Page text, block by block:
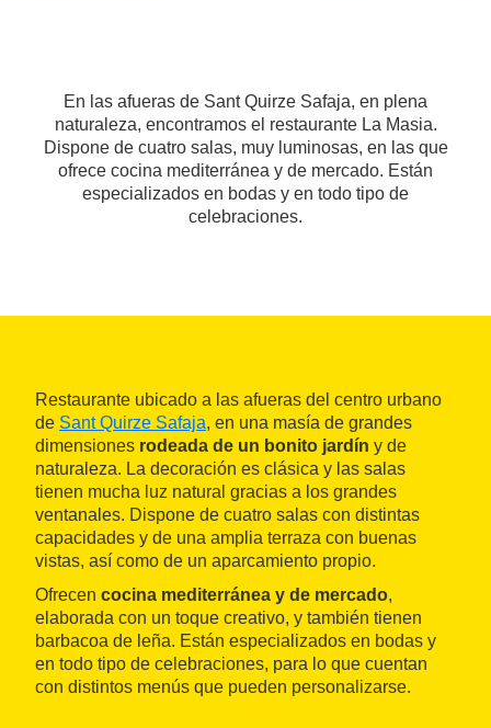
En las afueras de Sant Quirze Safaja, en plena
naturaleza, encontramos el restaurante La Masia.
Dispone de cuatro salas, muy luminosas, en las que
ofrece cocina mediterránea y de mercado. Están
especializados en bodas y en todo tipo de
celebraciones.
Restaurante ubicado a las afueras del centro urbano
de Sant Quirze Safaja, en una masía de grandes
dimensiones rodeada de un bonito jardín y de
naturaleza. La decoración es clásica y las salas
tienen mucha luz natural gracias a los grandes
ventanales. Dispone de cuatro salas con distintas
capacidades y de una amplia terraza con buenas
vistas, así como de un aparcamiento propio.
Ofrecen cocina mediterránea y de mercado,
elaborada con un toque creativo, y también tienen
barbacoa de leña. Están especializados en bodas y
en todo tipo de celebraciones, para lo que cuentan
con distintos menús que pueden personalizarse.